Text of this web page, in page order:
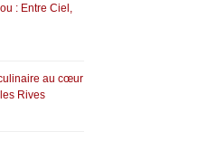
: Entre Ciel,
au cœur
Rives